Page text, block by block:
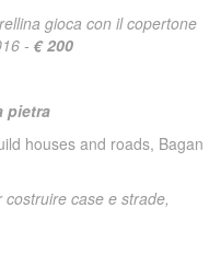
gioca con il copertone
- € 200
pietra
houses and roads, Bagan
case e strade,